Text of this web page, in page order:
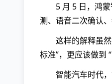
5 月 5 日，鸿
测、语音二次确认
这样的解释虽
标准”，更应该做到
智能汽车时代